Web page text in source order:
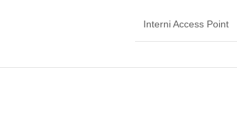
Interni Access Point